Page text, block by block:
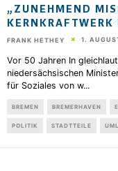
„ZUNEHMEND
ERNKRAFTWERK
FRANK HETHEY 1.
Vor 50 Jahren In
niedersächsischen
für Soziales von w...
BREMEN BREMERHAVEN
POLITIK STADTTEILE